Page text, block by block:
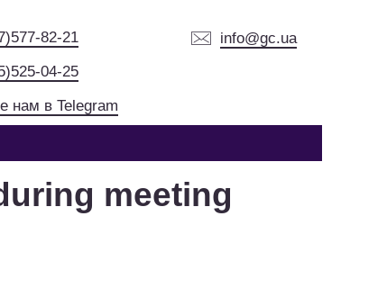
82-21
04-25
нам в Telegram
info@gc.ua
meeting